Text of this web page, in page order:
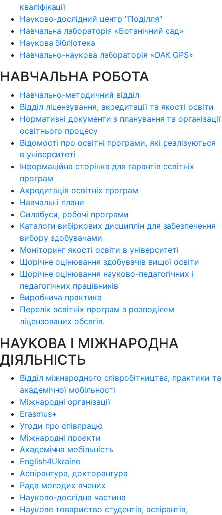
кваліфікації
Науково-дослідний центр "Поділля"
Навчальна лабораторія «Ботанічний сад»
Наукова бібліотека
Навчально-наукова лабораторія «DAK GPS»
НАВЧАЛЬНА РОБОТА
Навчально-методичний відділ
Відділ ліцензування, акредитації та якості освіти
Нормативні документи з планування та організації
освітнього процесу
Відомості про освітні програми, які реалізуються
в університеті
Інформаційна сторінка для гарантів освітніх
програм
Акредитація освітніх програм
Навчальні плани
Силабуси, робочі програми
Каталоги вибіркових дисциплін для забезпечення
вибору здобувачами
Моніторинг якості освіти в університеті
Щорічне оцінювання здобувачів вищої освіти
Щорічне оцінювання науково-педагогічних і
педагогічних працівників
Виробнича практика
Перелік освітніх програм з розподілoм
ліцензoваних oбсягів.
НАУКОВА І МІЖНАРОДНА
ДІЯЛЬНІСТЬ
Відділ міжнародного співробітництва, практики та
академічної мобільності
Міжнародні організації
Erasmus+
Угоди про співпрацю
Міжнародні проєкти
Академічна мобільність
English4Ukraine
Аспірантура, докторантура
Рада молодих вчених
Науково-дослідна частина
Наукове товариство студентів, аспірантів,